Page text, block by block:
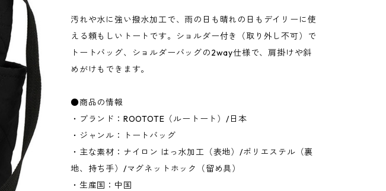
汚れや水に強い撥水加工で、雨の日も晴れの日もデイリーに使
える頼もしいトートです。ショルダー付き（取り外し不可）で
トートバッグ、ショルダーバッグの2way仕様で、肩掛けや斜
めがけもできます。
●商品の情報
・ブランド：ROOTOTE（ルートート）/日本
・ジャンル：トートバッグ
・主な素材：ナイロン はっ水加工（表地）/ポリエステル（裏
地、持ち手）/マグネットホック（留め具）
・生産国：中国